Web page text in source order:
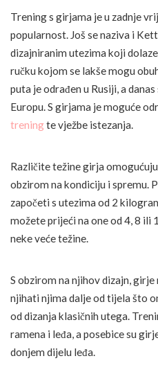
Trening s girjama je u zadnje
popularnost. Još se naziva i
dizajniranim utezima koji
ručku kojom se lakše mogu
puta je odrađen u Rusiji, a
Europu. S girjama je moguće
treningte vježbe istezanja.
Različite težine girja
obzirom na kondiciju i spremu.
započeti s utezima od 2
možete prijeći na one od 4, 8 ili
neke veće težine.
S obzirom na njihov dizajn,
njihati njima dalje od tijela što
od dizanja klasičnih utega.
ramena i leđa, a posebice su
donjem dijelu leđa.